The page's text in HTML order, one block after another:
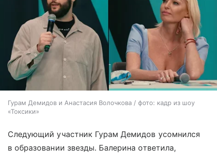
Гурам Демидов и Анастасия Волочкова / фото: кадр из шоу
«Токсики»
Следующий участник Гурам Демидов усомнился
в образовании звезды. Балерина ответила,